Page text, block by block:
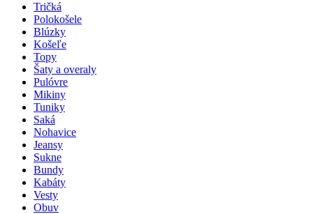
Tričká
Polokošele
Blúzky
Košeľe
Topy
Šaty a overaly
Pulóvre
Mikiny
Tuniky
Saká
Nohavice
Jeansy
Sukne
Bundy
Kabáty
Vesty
Obuv